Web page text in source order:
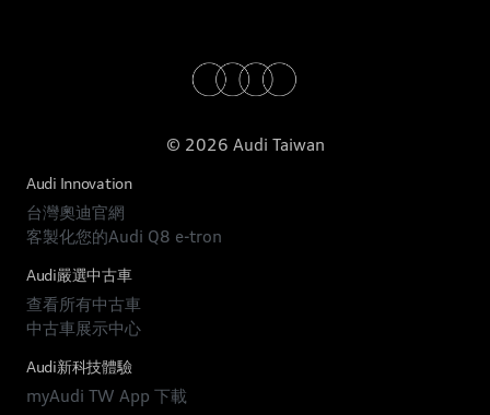
© 2026 Audi Taiwan
Audi Innovation
台灣奧迪官網
客製化您的Audi Q8 e-tron
Audi嚴選中古車
查看所有中古車
中古車展示中心
Audi新科技體驗
myAudi TW App 下載